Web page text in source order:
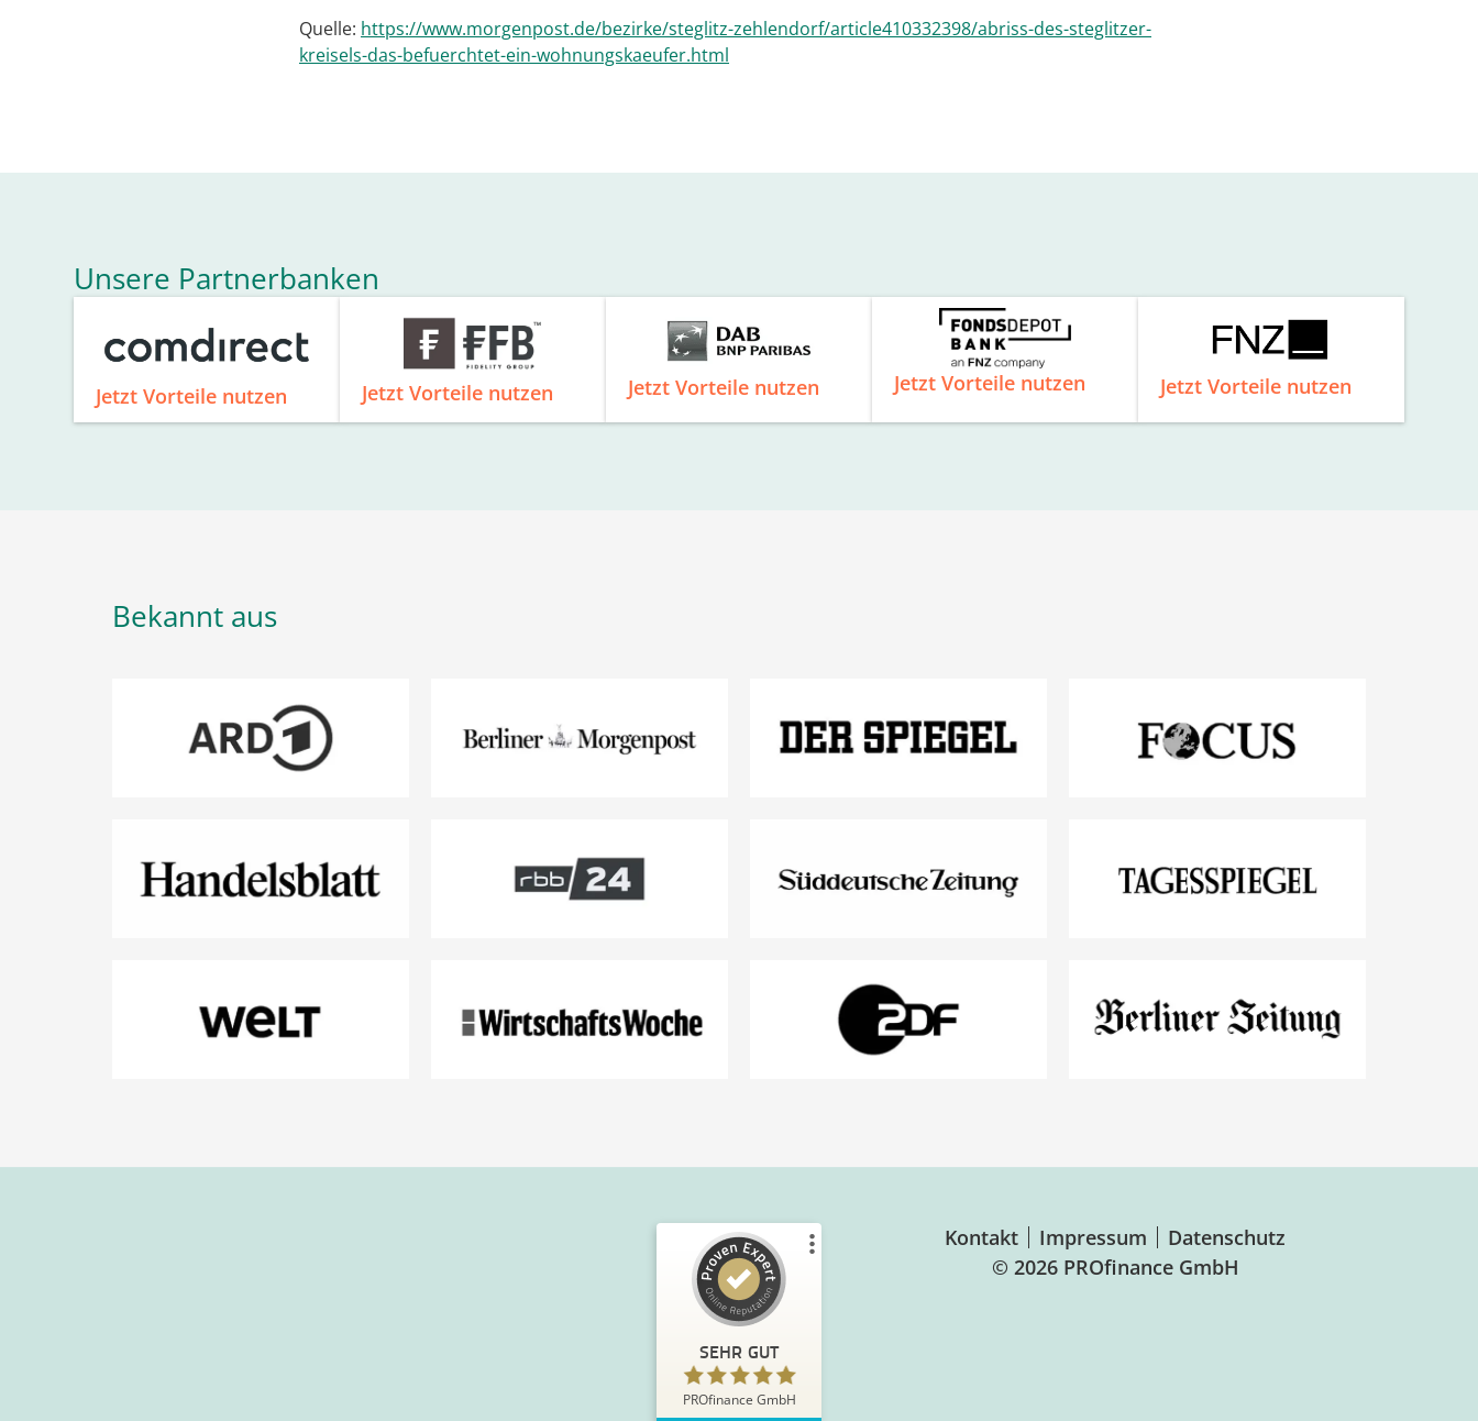
Quelle: https://www.morgenpost.de/bezirke/steglitz-zehlendorf/article410332398/abriss-des-steglitzer-
kreisels-das-befuerchtet-ein-wohnungskaeufer.html
Unsere Partnerbanken
Jetzt Vorteile nutzen Jetzt Vorteile nutzen Jetzt Vorteile nutzen Jetzt Vorteile nutzen Jetzt Vorteile nutzen
Bekannt aus
Kontakt Impressum
Datenschutz
© 2026 PROfinance GmbH
SEHR GUT
PROfinance GmbH